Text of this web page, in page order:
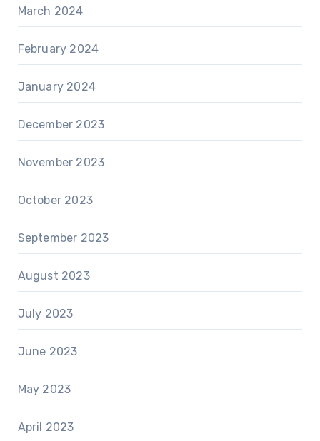
March 2024
February 2024
January 2024
December 2023
November 2023
October 2023
September 2023
August 2023
July 2023
June 2023
May 2023
April 2023